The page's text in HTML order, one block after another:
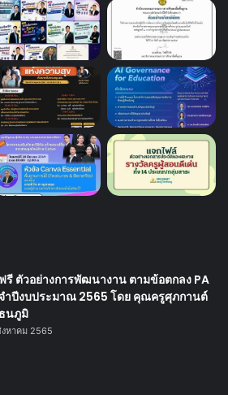
รี ตัวอย่างการพัฒนางาน ตามข้อตกลง PA
ำปีงบประมาณ 2565 โดย คุณครูศุภกานต์
นภูมิ
งหาคม 2565